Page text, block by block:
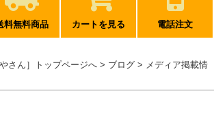
料無料商品 カートを見る 電話注文
さん］トップページへ > ブログ > メディア掲載情